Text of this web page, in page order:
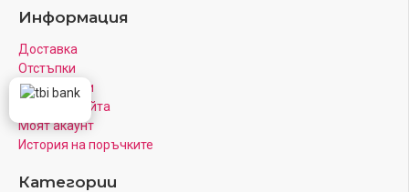
Информация
Доставка
Отстъпки
Рекламации
Карта на Сайта
Моят акаунт
История на поръчките
Категории